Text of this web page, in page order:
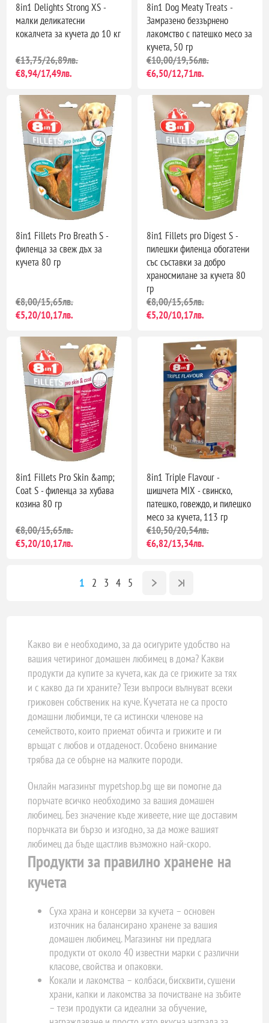
8in1 Delights Strong XS -
малки деликатесни
кокалчета за кучета до 10 кг
€13,75/26,89лв.
€8,94/17,49лв.
8in1 Dog Meaty Treats -
Замразено беззърнено
лакомство с патешко месо за
кучета, 50 гр
€10,00/19,56лв.
€6,50/12,71лв.
8in1 Fillets Pro Breath S -
филенца за свеж дъх за
кучета 80 гр
€8,00/15,65лв.
€5,20/10,17лв.
8in1 Fillets pro Digest S -
пилешки филенца обогатени
със съставки за добро
храносмилане за кучета 80
гр
€8,00/15,65лв.
€5,20/10,17лв.
8in1 Fillets Pro Skin &amp;
Coat S - филенца за хубава
козина 80 гр
€8,00/15,65лв.
€5,20/10,17лв.
8in1 Triple Flavour -
шишчета MIX - свинско,
патешко, говеждо, и пилешко
месо за кучета, 113 гр
€10,50/20,54лв.
€6,82/13,34лв.
1 2 3 4 5
Какво ви е необходимо, за да осигурите удобство на
вашия четириног домашен любимец в дома? Какви
продукти да купите за кучета, как да се грижите за тях
и с какво да ги храните? Тези въпроси вълнуват всеки
грижовен собственик на куче. Кучетата не са просто
домашни любимци, те са истински членове на
семейството, които приемат обичта и грижите и ги
връщат с любов и отдаденост. Особено внимание
трябва да се обърне на малките породи.
Онлайн магазинът mypetshop.bg ще ви помогне да
поръчате всичко необходимо за вашия домашен
любимец. Без значение къде живеете, ние ще доставим
поръчката ви бързо и изгодно, за да може вашият
любимец да бъде щастлив възможно най-скоро.
Продукти за правилно хранене на
кучета
Суха храна и консерви за кучета – основен
източник на балансирано хранене за вашия
домашен любимец. Магазинът ни предлага
продукти от около 40 известни марки с различни
класове, свойства и опаковки.
Кокали и лакомства – колбаси, бисквити, сушени
храни, капки и лакомства за почистване на зъбите
– тези продукти са идеални за обучение,